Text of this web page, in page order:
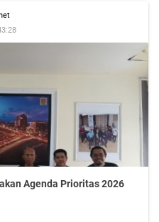
Agenda Prioritas 2026